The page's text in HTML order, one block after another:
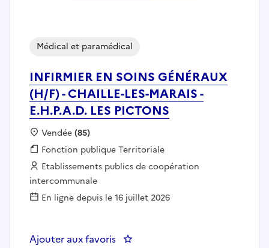
INFIRMIER EN SOINS GÉNÉRAUX
(H/F) - CHAILLE-LES-MARAIS -
E.H.P.A.D. LES PICTONS
Médical et paramédical
Localisation :
Vendée(85)
Fonction publique :
Fonction publique Territoriale
Employeur :
Etablissements publics de coopération
intercommunale
En ligne depuis le 16 juillet 2026
Ajouter aux favoris : INFIRMIER EN SOINS